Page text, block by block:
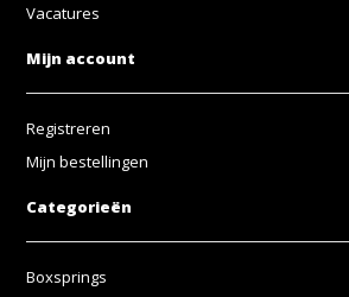
Vacatures
Mijn account
Registreren
Mijn bestellingen
Categorieën
Boxsprings